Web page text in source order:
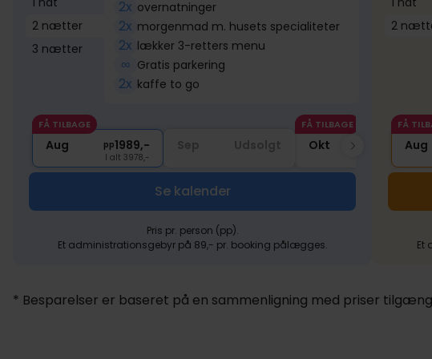
2 nætter
3 nætter
2x overnatninger
2x morgenmad m. husets specialiteter
2x lækker 3-retters menu
∞ Gratis parkering
2x kaffe to go
FÅ TILBAGE
Aug pp1989,-
I alt 3978,-
FÅ TILBAGE
Okt 1989,-
Se kalender
Pris pr. person (pp).
Et administrationsgebyr på 89,- pr. booking pålægges.
2
FÅ
Aug
Et
* Besparelser er baseret på en sammenligning med priser